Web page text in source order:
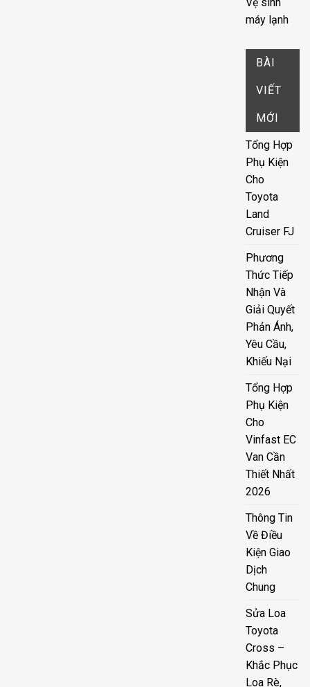
Vệ sinh
máy lạnh
BÀI
VIẾT
MỚI
Tổng Hợp
Phụ Kiện
Cho
Toyota
Land
Cruiser FJ
Phương
Thức Tiếp
Nhận Và
Giải Quyết
Phản Ánh,
Yêu Cầu,
Khiếu Nại
Tổng Hợp
Phụ Kiện
Cho
Vinfast EC
Van Cần
Thiết Nhất
2026
Thông Tin
Về Điều
Kiện Giao
Dịch
Chung
Sửa Loa
Toyota
Cross –
Khắc Phục
Loa Rè,